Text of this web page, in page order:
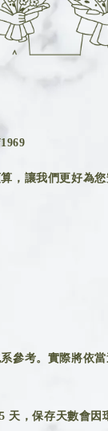
，讓我們更好為您
參考。實際將依
天，保存天數會因